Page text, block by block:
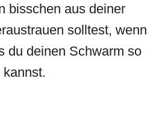
bisschen aus deiner
solltest, wenn
du deinen Schwarm so
kannst.